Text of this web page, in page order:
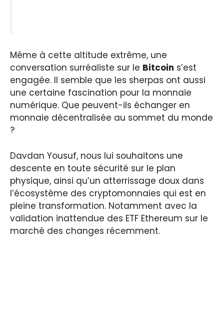
Même à cette altitude extrême, une
conversation surréaliste sur le Bitcoin s’est
engagée. Il semble que les sherpas ont aussi
une certaine fascination pour la monnaie
numérique. Que peuvent-ils échanger en
monnaie décentralisée au sommet du monde
?
Davdan Yousuf, nous lui souhaitons une
descente en toute sécurité sur le plan
physique, ainsi qu’un atterrissage doux dans
l’écosystème des cryptomonnaies qui est en
pleine transformation. Notamment avec la
validation inattendue des ETF Ethereum sur le
marché des changes récemment.